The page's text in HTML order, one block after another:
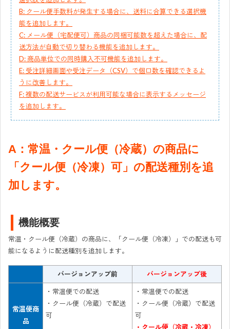
B: クール便手数料が発生する場合に、送料に合算できる選択機
能を追加します。
C: メール便（宅配便可）商品の同梱可能数を超えた場合に、配
送方法が自動で切り替わる機能を追加します。
D: 商品単位での同時購入不可機能を追加します。
E: 受注詳細画面や受注データ（CSV）で個口数を確認できるよ
うに改善します。
F: 複数の配送サービスが利用可能な場合に表示するメッセージ
を追加します。
A：常温・クール便（冷蔵）の商品に
「クール便（冷凍）可」の配送種別を追
加します。
機能概要
常温・クール便（冷蔵）の商品に、「クール便（冷凍）」での配送も可
能になるように配送種別を追加します。
バージョンアップ前 バージョンアップ後
常温便商
品
・常温便での配送
・クール便（冷蔵）で配送
可
・常温便での配送
・クール便（冷蔵）で配送
可
・クール便（冷蔵・冷凍）